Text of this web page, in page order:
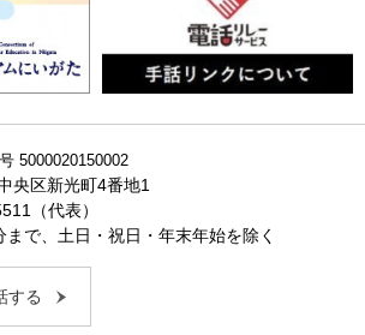
5000020150002
区新光町4番地1
（代表）
で、土日・祝日・年末年始を除く
する